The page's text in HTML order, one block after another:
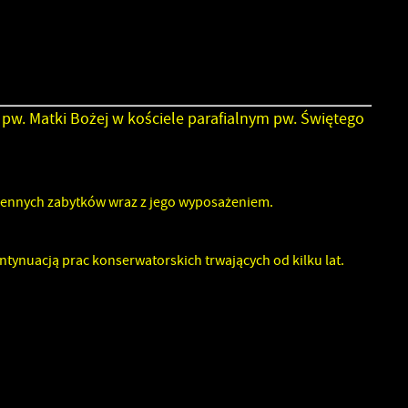
Matki Bożej w kościele parafialnym pw. Świętego
zabytków wraz z jego wyposażeniem.
prac konserwatorskich trwających od kilku lat.